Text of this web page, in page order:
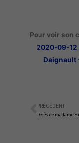
Pour voir son
2020-09-12
Daignault
PRÉCÉDENT